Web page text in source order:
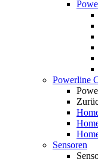
Powerline
Sensoren